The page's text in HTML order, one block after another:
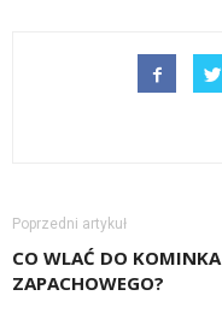
Poprzedni artykuł
CO WLAĆ DO KOMINKA
ZAPACHOWEGO?